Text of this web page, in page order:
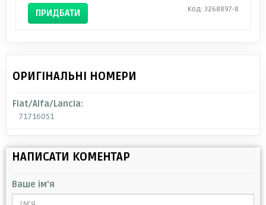
ПРИДБАТИ Код: 3268897-8
ОРИГІНАЛЬНІ НОМЕРИ
Fiat/Alfa/Lancia:
71716051
НАПИСАТИ КОМЕНТАР
Ваше ім'я